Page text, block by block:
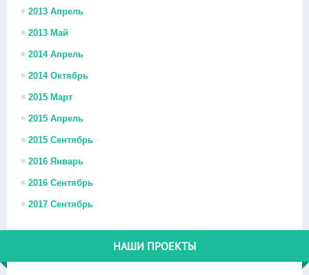
2013 Апрель
2013 Май
2014 Апрель
2014 Октябрь
2015 Март
2015 Апрель
2015 Сентябрь
2016 Январь
2016 Сентябрь
2017 Сентябрь
НАШИ ПРОЕКТЫ